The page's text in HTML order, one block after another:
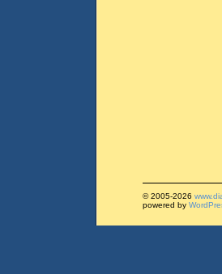
© 2005-2026
powered by